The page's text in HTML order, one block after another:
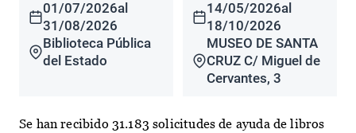
01/07/2026al
31/08/2026
Biblioteca Pública
del Estado
14/05/2026al
18/10/2026
MUSEO DE SANTA
CRUZ C/ Miguel de
Cervantes, 3
Se han recibido 31.183 solicitudes de ayuda de libros